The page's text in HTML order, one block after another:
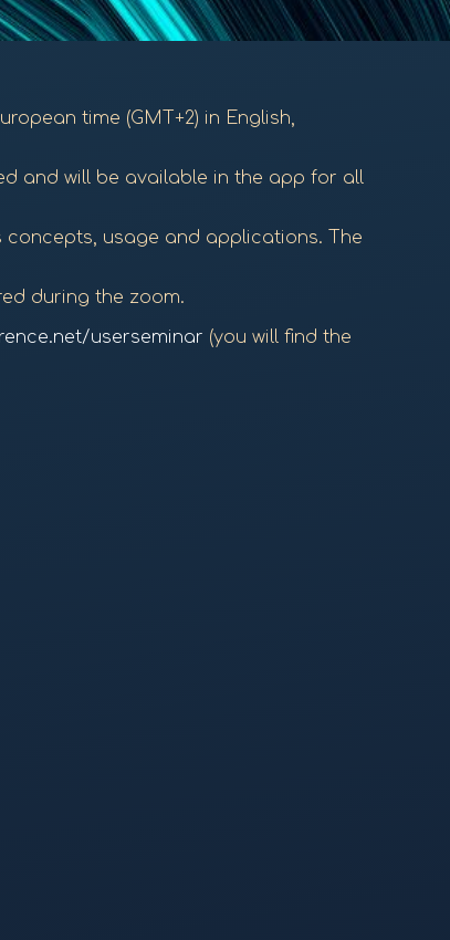
time (GMT+2) in English,
and will be available in the app for all
usage and applications. The
during the zoom.
userseminar (you will find the